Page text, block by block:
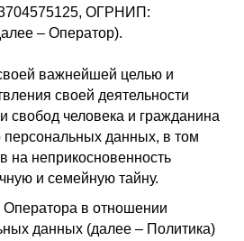
ОГРНИП:
– Оператор).
важнейшей целью и
своей деятельности
свобод человека и гражданина
персональных данных, в том
на неприкосновенность
и семейную тайну.
в отношении
данных (далее – Политика)